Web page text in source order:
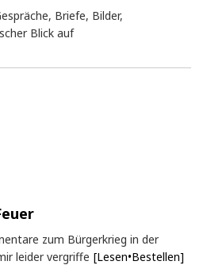
Briefe, Bilder,
Blick auf
zum Bürgerkrieg in der
leider vergriffe [Lesen•Bestellen]